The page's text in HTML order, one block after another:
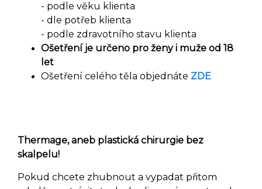
- podle věku klienta
- dle potřeb klienta
- podle zdravotního stavu klienta
Ošetření je určeno pro ženy i muže od 18
let
Ošetření celého těla objednáte ZDE
Thermage, aneb p lastická chirurgie bez
skalpelu!
Pokud chcete zhubnout a vypadat přitom